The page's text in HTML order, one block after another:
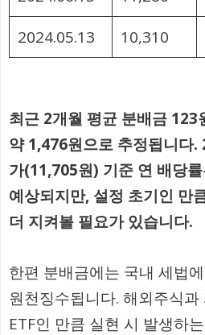
2024.05.13
10,310
최근 2개월 평균 분배금 123
약 1,476원으로 추정됩니다
가(11,705원) 기준 연 배당
예상되지만, 설정 초기인 만
더 지켜볼 필요가 있습니다.
한편 분배금에는 국내 세법
원천징수됩니다. 해외주식
ETF인 만큼 실현 시 발생하